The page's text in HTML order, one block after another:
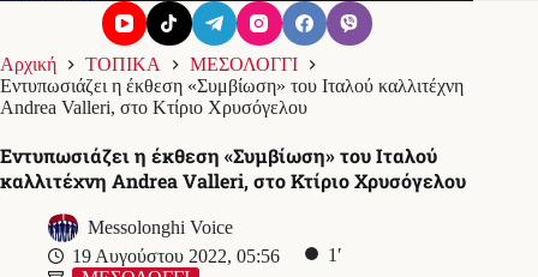
Αρχική ΤΟΠΙΚΑ
ΜΕΣΟΛΟΓΓΙ
Εντυπωσιάζει η έκθεση «Συμβίωση» του Ιταλού καλλιτέχνη
Andrea Valleri, στο Κτίριο Χρυσόγελου
Εντυπωσιάζει η έκθεση «Συμβίωση» του Ιταλού
καλλιτέχνη Andrea Valleri, στο Κτίριο Χρυσόγελου
Messolonghi Voice
19 Αυγούστου 2022, 05:56
1′